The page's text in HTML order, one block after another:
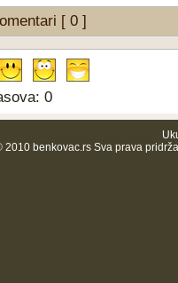
[ 0 ]
0
2010 benkovac.rs Sva prava